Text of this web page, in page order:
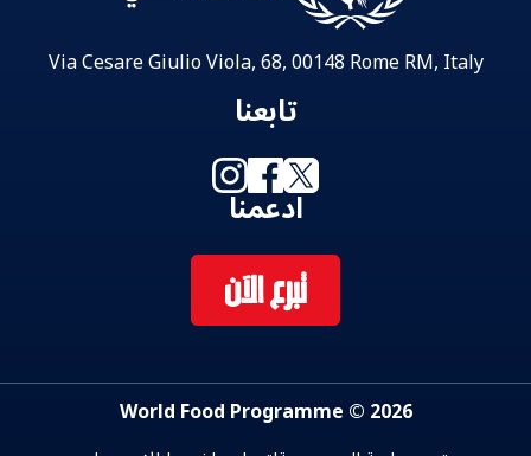
Via Cesare Giulio Viola, 68, 00148 Rome RM, Italy
تابعنا
ادعمنا
تبرع الآن
2026 © World Food Programme